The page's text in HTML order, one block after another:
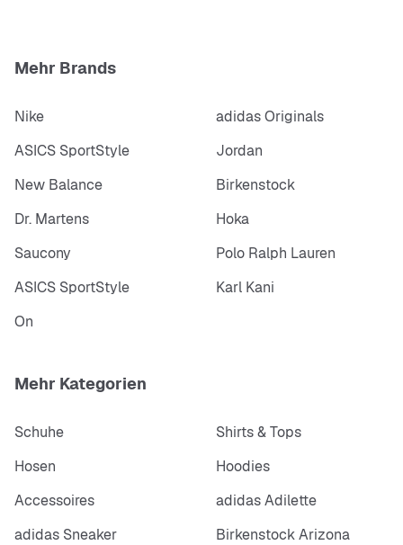
Mehr Brands
Nike
adidas Originals
ASICS SportStyle
Jordan
New Balance
Birkenstock
Dr. Martens
Hoka
Saucony
Polo Ralph Lauren
ASICS SportStyle
Karl Kani
On
Mehr Kategorien
Schuhe
Shirts & Tops
Hosen
Hoodies
Accessoires
adidas Adilette
adidas Sneaker
Birkenstock Arizona